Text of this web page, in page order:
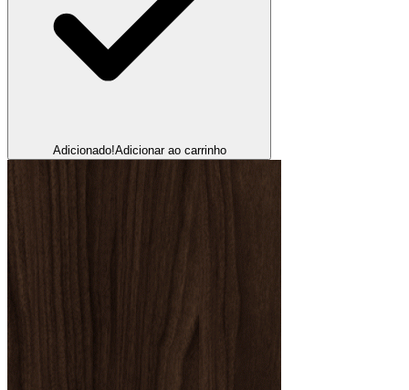
Adicionado!Adicionar ao carrinho